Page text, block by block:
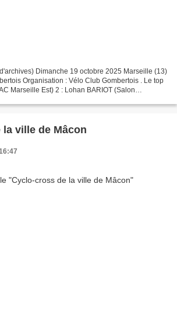
Organisation : Vélo Club Gombertois . Le top
Marseille Est) 2 : Lohan BARIOT (Salon
ville de Mâcon